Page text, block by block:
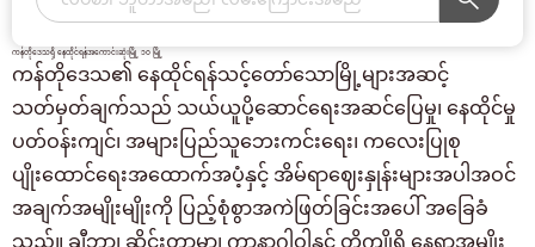
ကန်တိုဒေသရှိ နေထိုင်ရန်အကောင်းဆုံးမြို့ ၁၀ မြို့
ကန်တိုဒေသ၏ နေထိုင်ရန်သင့်တော်သောမြို့များအဆင့်
သတ်မှတ်ချက်သည် သယ်ယူပို့ဆောင်ရေးအဆင်ပြေမှု၊ နေထိုင်မှု
ပတ်ဝန်းကျင်၊ အများပြည်သူဘေးကင်းရေး၊ ကလေးပြုစု
ပျိုးထောင်ရေးအထောက်အပံ့နှင့် အိမ်ရာဈေးနှုန်းများအပါအဝင်
အချက်အမျိုးမျိုးကို ပြည့်စုံစွာအကဲဖြတ်ခြင်းအပေါ် အခြေခံ
သည်။ ချီဘာ၊ ဆိုင်းတာမာ၊ ကာနာဂါဝါနှင့် တိုကျိုရှိ နေရာအမျိုး